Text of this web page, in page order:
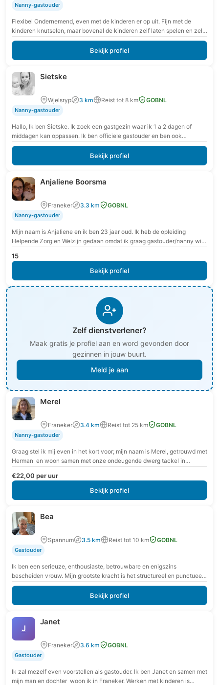
Nanny-gastouder
Flexibel Ondernemend, even met de kinderen er op uit. Fijn met de
kinderen knutselen, maar bovenal de kinderen zelf laten spelen en zelf
oplossingen zoeken.…
Bekijk profiel
Sietske
Wjelsryp 3 km Reist tot 8 km GOBNL
Nanny-gastouder
Hallo, Ik ben Sietske. Ik zoek een gastgezin waar ik 1 a 2 dagen of
middagen kan oppassen. Ik ben officiele gastouder en ben ook…
Bekijk profiel
Anjaliene Boorsma
Franeker 3.3 km GOBNL
Nanny-gastouder
Mijn naam is Anjaliene en ik ben 23 jaar oud. Ik heb de opleiding
Helpende Zorg en Welzijn gedaan omdat ik graag gastouder/nanny wil
15
Bekijk profiel
Zelf dienstverlener?
Maak gratis je profiel aan en word gevonden door
gezinnen in jouw buurt.
Meld je aan
Merel
Franeker 3.4 km Reist tot 25 km GOBNL
Nanny-gastouder
Graag stel ik mij even in het kort voor; mijn naam is Merel, getrouwd met
Herman en woon samen met onze ondeugende dwerg tackel in…
€22,00 per uur
Bekijk profiel
Bea
Spannum 3.5 km Reist tot 10 km GOBNL
Gastouder
Ik ben een serieuze, enthousiaste, betrouwbare en enigszins
bescheiden vrouw. Mijn grootste kracht is het structureel en punctueel
te werk gaan. Bij alles wat ik…
Bekijk profiel
J
Janet
Franeker 3.6 km GOBNL
Gastouder
Ik zal mezelf even voorstellen als gastouder. Ik ben Janet en samen met
mijn man en dochter woon ik in Franeker. Werken met kinderen is…